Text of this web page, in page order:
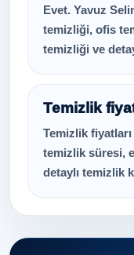
Evet. Yavuz
temizliği, ofis
temizliği ve
Temizlik
Temizlik
temizlik süresi,
detaylı temizlik